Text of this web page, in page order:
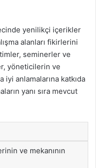
yenilikçi içerikler
alanları fikirlerini
seminerler ve
yöneticilerin ve
iyi anlamalarına katkıda
yanı sıra mevcut
ve mekanının